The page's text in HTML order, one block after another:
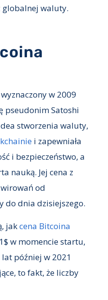
globalnej waluty.
w 2009
pseudonim Satoshi
stworzenia waluty,
i zapewniała
i bezpieczeństwo, a
nauką. Jej cena z
od
do dnia dzisiejszego.
jakcena Bitcoina
w momencie startu,
później w 2021
to fakt, że liczby